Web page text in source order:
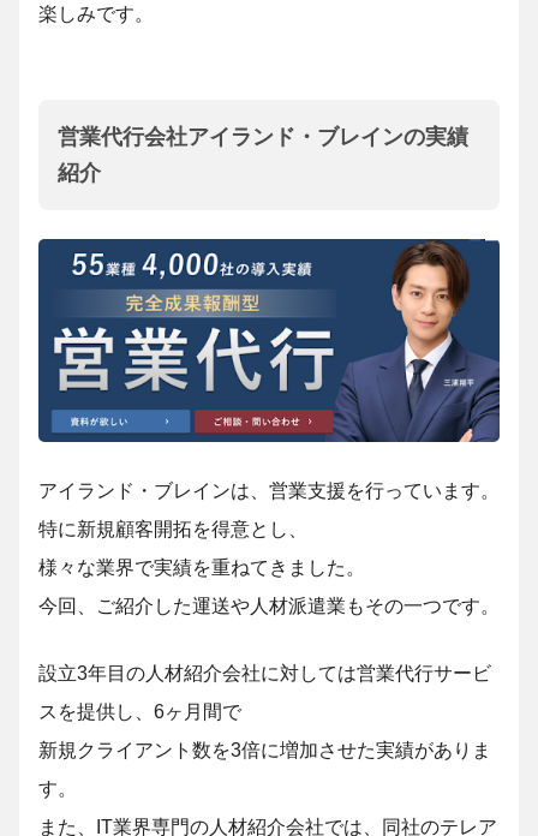
楽しみです。
営業代行会社アイランド・ブレインの実績
紹介
アイランド・ブレインは、営業支援を行っています。
特に新規顧客開拓を得意とし、
様々な業界で実績を重ねてきました。
今回、ご紹介した運送や人材派遣業もその一つです。
設立3年目の人材紹介会社に対しては営業代行サービ
スを提供し、6ヶ月間で
新規クライアント数を3倍に増加させた実績がありま
す。
また、IT業界専門の人材紹介会社では、同社のテレア